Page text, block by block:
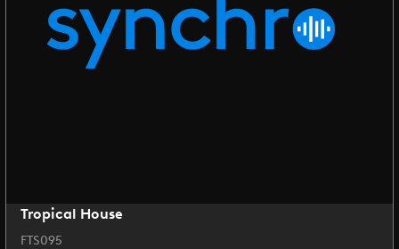
Tropical House
FTS095